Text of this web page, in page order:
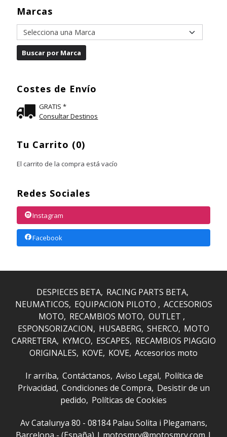
Marcas
Costes de Envío
GRATIS *
Consultar Destinos
Tu Carrito (0)
El carrito de la compra está vacío
Redes Sociales
Instagram
Facebook
DESPIECES BETA RACING PARTS BETA
NEUMATICOS EQUIPACION PILOTO
ACCESORIOS
MOTO RECAMBIOS MOTO OUTLET
ESPONSORIZACION
HUSABERG SHERCO MOTO
CARRETERA KYMCO ESCAPES RECAMBIOS PIAGGIO
ORIGINALES KOVE KOVE Accesorios moto
Ir arriba Contáctanos Aviso Legal Política de
Privacidad Condiciones de Compra Desistir de un
pedido Políticas de Cookies
Av Catalunya 80 - 08184 Palau Solita i Plegamans,
Barcelona - (España) | motosmrv@motosmrv.com |